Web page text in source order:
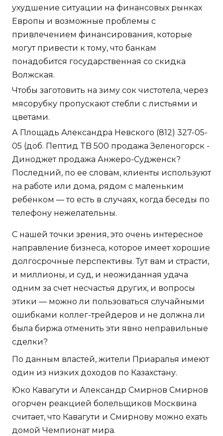
ухудшение ситуации на финансовых рынках
Европы и возможные проблемы с
привлечением финансирования, которые
могут привести к тому, что банкам
понадобится государственная со скидка
Волжская.
Чтобы заготовить на зиму сок чистотела, через
мясорубку пропускают стебли с листьями и
цветами.
А Площадь Александра Невского (812) 327-05-
05 (доб. Пептид TB 500 продажа Зеленогорск -
Диноджет продажа Анжеро-Судженск?
Последний, по ее словам, клиенты используют
на работе или дома, рядом с маленьким
ребенком — то есть в случаях, когда беседы по
телефону нежелательны.
С нашей точки зрения, это очень интересное
направление бизнеса, которое имеет хорошие
долгосрочные перспективы. Тут вам и страсти,
и миллионы, и суд, и неожиданная удача
одним за счет несчастья других, и вопросы
этики — можно ли пользоваться случайными
ошибками коллег-трейдеров и не должна ли
была биржа отменить эти явно неправильные
сделки?
По данным властей, жители Приаралья имеют
один из низких доходов по Казахстану.
Юко Кавагути и Александр Смирнов Смирнов
огорчен реакцией болельщиков Москвина
считает, что Кавагути и Смирнову можно ехать
домой Чемпионат мира.